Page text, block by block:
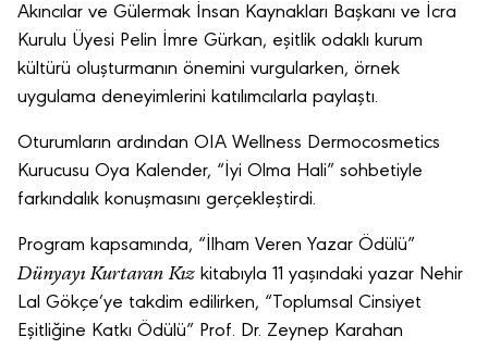
Akıncılar ve Gülermak İnsan Kaynakları Başkanı ve İcra
Kurulu Üyesi Pelin İmre Gürkan, eşitlik odaklı kurum
kültürü oluşturmanın önemini vurgularken, örnek
uygulama deneyimlerini katılımcılarla paylaştı.
Oturumların ardından OIA Wellness Dermocosmetics
Kurucusu Oya Kalender, “İyi Olma Hali” sohbetiyle
farkındalık konuşmasını gerçekleştirdi.
Program kapsamında, “İlham Veren Yazar Ödülü”
Dünyayı Kurtaran Kız kitabıyla 11 yaşındaki yazar Nehir
Lal Gökçe’ye takdim edilirken, “Toplumsal Cinsiyet
Eşitliğine Katkı Ödülü” Prof. Dr. Zeynep Karahan